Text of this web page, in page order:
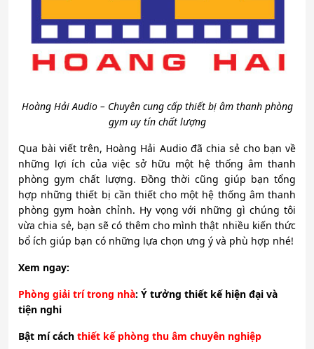
Hoàng Hải Audio – Chuyên cung cấp thiết bị âm thanh phòng
gym uy tín chất lượng
Qua bài viết trên, Hoàng Hải Audio đã chia sẻ cho bạn về
những lợi ích của việc sở hữu một hệ thống âm thanh
phòng gym chất lượng. Đồng thời cũng giúp bạn tổng
hợp những thiết bị cần thiết cho một hệ thống âm thanh
phòng gym hoàn chỉnh. Hy vọng với những gì chúng tôi
vừa chia sẻ, bạn sẽ có thêm cho mình thật nhiều kiến thức
bổ ích giúp bạn có những lựa chọn ưng ý và phù hợp nhé!
Xem ngay:
Phòng giải trí trong nhà: Ý tưởng thiết kế hiện đại và
tiện nghi
Bật mí cách thiết kế phòng thu âm chuyên nghiệp